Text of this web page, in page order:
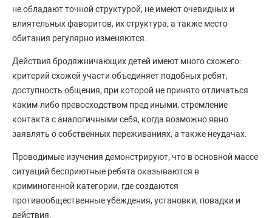
не обладают точной структурой, не имеют очевидных и
влиятельных фаворитов, их структура, а также место
обитания регулярно изменяются.
Действия бродяжничающих детей имеют много схожего:
критерий схожей участи объединяет подобных ребят,
доступность общения, при которой не принято отличаться
каким-либо превосходством пред иными, стремление
контакта с аналогичными себя, когда возможно явно
заявлять о собственных переживаниях, а также неудачах.
Проводимые изучения демонстрируют, что в основной массе
ситуаций бесприютные ребята оказываются в
криминогенной категории, где создаются
противообщественные убеждения, установки, повадки и
действия.